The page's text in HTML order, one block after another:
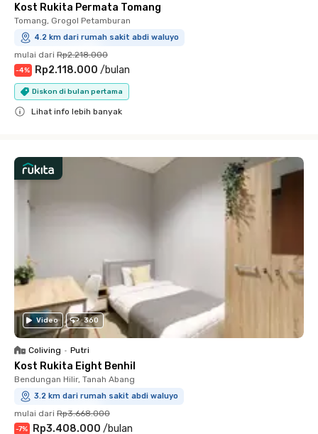
Kost Rukita Permata Tomang
Tomang, Grogol Petamburan
4.2 km dari rumah sakit abdi waluyo
mulai dari Rp2.218.000
-4% Rp2.118.000 /bulan
Diskon di bulan pertama
Lihat info lebih banyak
Video 360
Coliving • Putri
Kost Rukita Eight Benhil
Bendungan Hilir, Tanah Abang
3.2 km dari rumah sakit abdi waluyo
mulai dari Rp3.668.000
-7% Rp3.408.000 /bulan